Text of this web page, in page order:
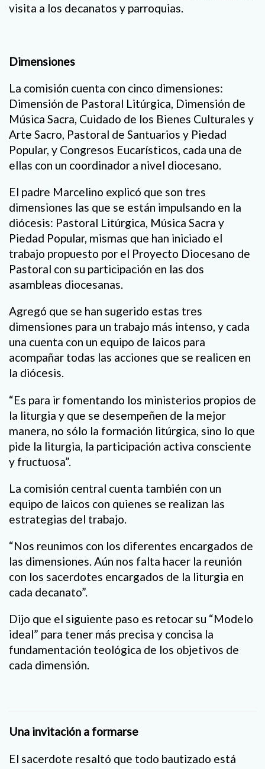
visita a los decanatos y parroquias.
Dimensiones
La comisión cuenta con cinco dimensiones:
Dimensión de Pastoral Litúrgica, Dimensión de
Música Sacra, Cuidado de los Bienes Culturales y
Arte Sacro, Pastoral de Santuarios y Piedad
Popular, y Congresos Eucarísticos, cada una de
ellas con un coordinador a nivel diocesano.
El padre Marcelino explicó que son tres
dimensiones las que se están impulsando en la
diócesis: Pastoral Litúrgica, Música Sacra y
Piedad Popular, mismas que han iniciado el
trabajo propuesto por el Proyecto Diocesano de
Pastoral con su participación en las dos
asambleas diocesanas.
Agregó que se han sugerido estas tres
dimensiones para un trabajo más intenso, y cada
una cuenta con un equipo de laicos para
acompañar todas las acciones que se realicen en
la diócesis.
“Es para ir fomentando los ministerios propios de
la liturgia y que se desempeñen de la mejor
manera, no sólo la formación litúrgica, sino lo que
pide la liturgia, la participación activa consciente
y fructuosa”.
La comisión central cuenta también con un
equipo de laicos con quienes se realizan las
estrategias del trabajo.
“Nos reunimos con los diferentes encargados de
las dimensiones. Aún nos falta hacer la reunión
con los sacerdotes encargados de la liturgia en
cada decanato”.
Dijo que el siguiente paso es retocar su “Modelo
ideal” para tener más precisa y concisa la
fundamentación teológica de los objetivos de
cada dimensión.
Una invitación a formarse
El sacerdote resaltó que todo bautizado está